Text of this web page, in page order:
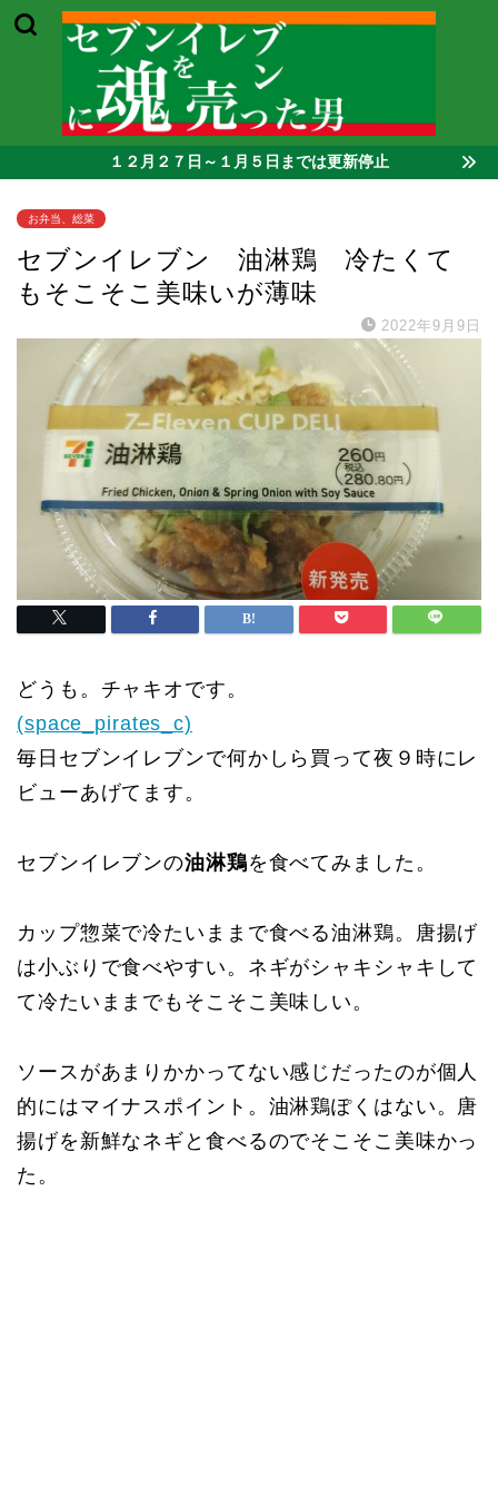
１２月２７日～１月５日までは更新停止
お弁当、総菜
セブンイレブン 油淋鶏 冷たくて
もそこそこ美味いが薄味
2022年9月9日
どうも。チャキオです。
(space_pirates_c)
毎日セブンイレブンで何かしら買って夜９時にレ
ビューあげてます。
セブンイレブンの油淋鶏を食べてみました。
カップ惣菜で冷たいままで食べる油淋鶏。唐揚げ
は小ぶりで食べやすい。ネギがシャキシャキして
て冷たいままでもそこそこ美味しい。
ソースがあまりかかってない感じだったのが個人
的にはマイナスポイント。油淋鶏ぽくはない。唐
揚げを新鮮なネギと食べるのでそこそこ美味かっ
た。